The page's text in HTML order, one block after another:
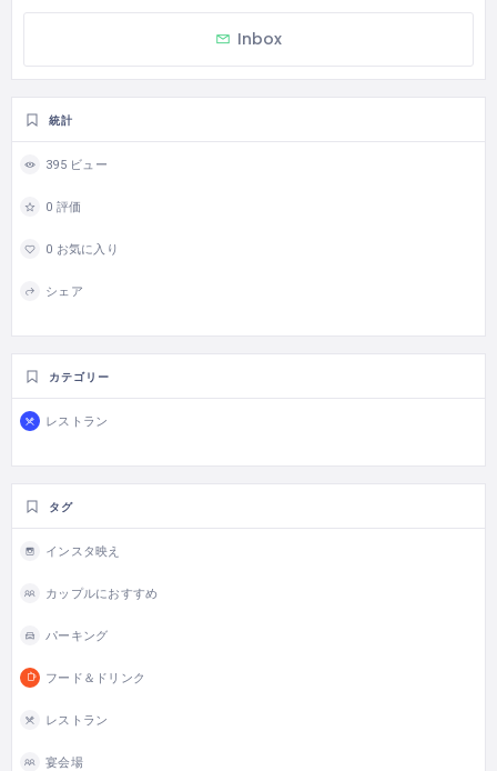
Inbox
統計
395 ビュー
0 評価
0 お気に入り
シェア
カテゴリー
レストラン
タグ
インスタ映え
カップルにおすすめ
パーキング
フード＆ドリンク
レストラン
宴会場